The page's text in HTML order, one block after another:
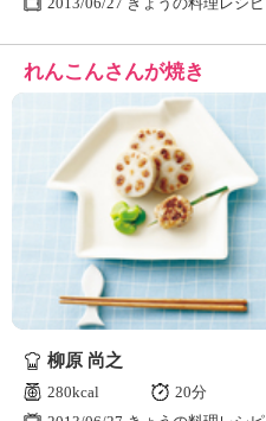
れんこんさんが焼き
柳原 尚之
280kcal
20分